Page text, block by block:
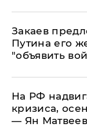
Закаев
Путина его
"объявить
На РФ
кризиса,
— Ян Матвеев